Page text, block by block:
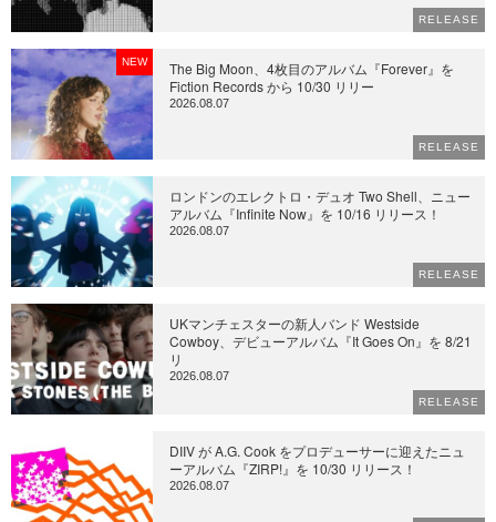
RELEASE
NEW
The Big Moon、4枚目のアルバム『Forever』を
Fiction Records から 10/30 リリー
2026.08.07
RELEASE
ロンドンのエレクトロ・デュオ Two Shell、ニュー
アルバム『Infinite Now』を 10/16 リリース！
2026.08.07
RELEASE
UKマンチェスターの新人バンド Westside
Cowboy、デビューアルバム『It Goes On』を 8/21
リ
2026.08.07
RELEASE
DIIV が A.G. Cook をプロデューサーに迎えたニュ
ーアルバム『ZIRP!』を 10/30 リリース！
2026.08.07